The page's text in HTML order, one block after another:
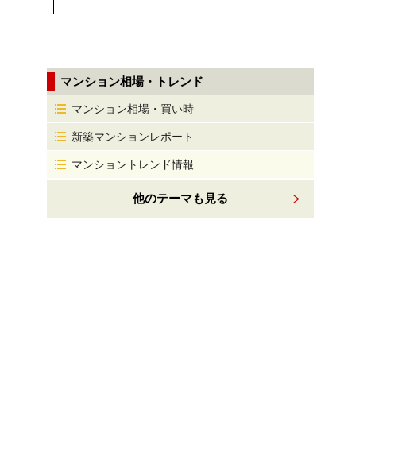
マンション相場・トレンド
マンション相場・買い時
新築マンションレポート
マンショントレンド情報
他のテーマも見る